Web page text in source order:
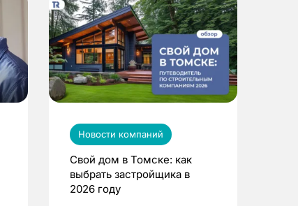
Новости компаний
Свой дом в Томске: как
выбрать застройщика в
2026 году